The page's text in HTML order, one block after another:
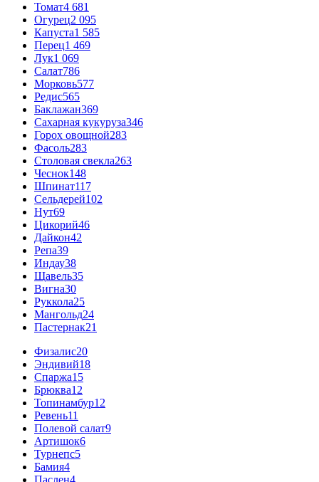
Томат4 681
Огурец2 095
Капуста1 585
Перец1 469
Лук1 069
Салат786
Морковь577
Редис565
Баклажан369
Сахарная кукуруза346
Горох овощной283
Фасоль283
Столовая свекла263
Чеснок148
Шпинат117
Сельдерей102
Нут69
Цикорий46
Дайкон42
Репа39
Индау38
Щавель35
Вигна30
Руккола25
Мангольд24
Пастернак21
Физалис20
Эндивий18
Спаржа15
Брюква12
Топинамбур12
Ревень11
Полевой салат9
Артишок6
Турнепс5
Бамия4